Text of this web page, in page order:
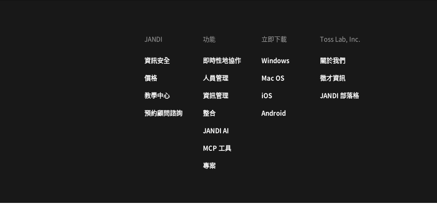
JANDI
資訊安全
價格
教學中心
預約顧問諮詢
功能
即時性地協作
人員管理
資訊管理
整合
JANDI AI
MCP 工具
專案
立即下載
Windows
Mac OS
iOS
Android
Toss Lab, Inc.
關於我們
徵才資訊
JANDI 部落格